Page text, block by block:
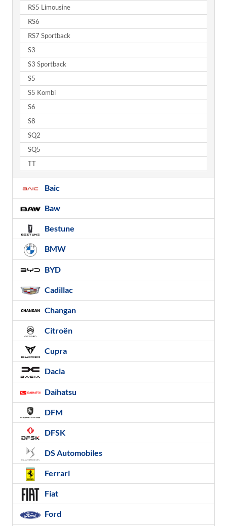
RS5 Limousine
RS6
RS7 Sportback
S3
S3 Sportback
S5
S5 Kombi
S6
S8
SQ2
SQ5
TT
Baic
Baw
Bestune
BMW
BYD
Cadillac
Changan
Citroën
Cupra
Dacia
Daihatsu
DFM
DFSK
DS Automobiles
Ferrari
Fiat
Ford